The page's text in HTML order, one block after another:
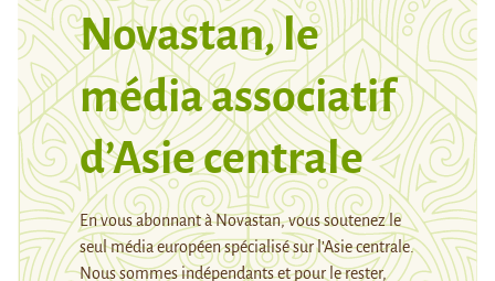
Novastan, le
média associatif
d’Asie centrale
En vous abonnant à Novastan, vous soutenez le
seul média européen spécialisé sur l’Asie centrale.
Nous sommes indépendants et pour le rester,